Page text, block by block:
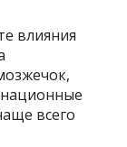
влияния
всего